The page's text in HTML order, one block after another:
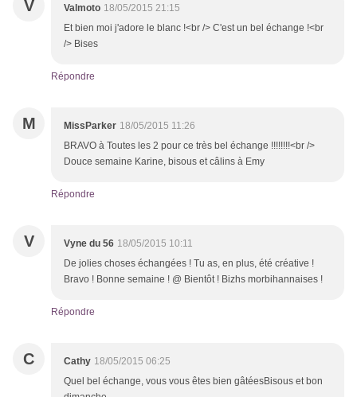
V Valmoto 18/05/2015 21:15
Et bien moi j'adore le blanc !<br /> C'est un bel échange !<br
/> Bises
Répondre
M MissParker 18/05/2015 11:26
BRAVO à Toutes les 2 pour ce très bel échange !!!!!!!!<br />
Douce semaine Karine, bisous et câlins à Emy
Répondre
V Vyne du 56 18/05/2015 10:11
De jolies choses échangées ! Tu as, en plus, été créative !
Bravo ! Bonne semaine ! @ Bientôt ! Bizhs morbihannaises !
Répondre
C Cathy 18/05/2015 06:25
Quel bel échange, vous vous êtes bien gâtéesBisous et bon